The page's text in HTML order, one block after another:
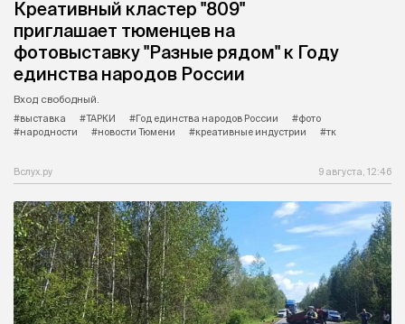
Креативный кластер "809"
приглашает тюменцев на
фотовыставку "Разные рядом" к Году
единства народов России
Вход свободный.
#выставка
#ТАРКИ #Год единства народов России
#фото
#народности
#новости Тюмени #креативные индустрии #тк
Вслух.ру 9 августа, 12:46